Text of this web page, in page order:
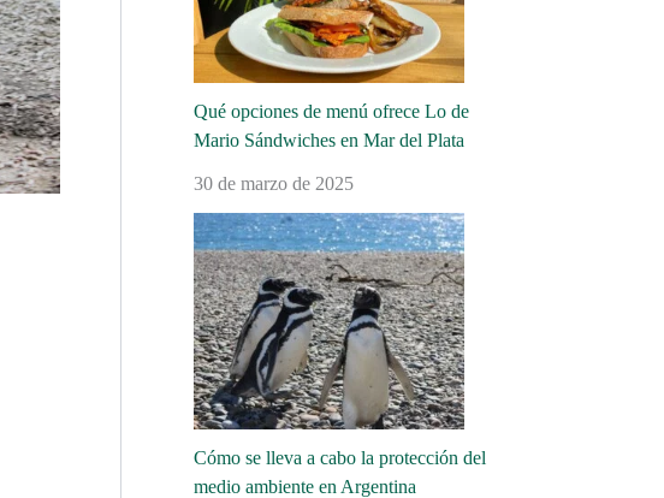
Qué opciones de menú ofrece Lo de
Mario Sándwiches en Mar del Plata
30 de marzo de 2025
Cómo se lleva a cabo la protección del
medio ambiente en Argentina